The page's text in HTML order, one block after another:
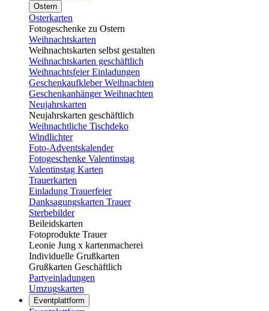
Ostern
Osterkarten
Fotogeschenke zu Ostern
Weihnachtskarten
Weihnachtskarten selbst gestalten
Weihnachtskarten geschäftlich
Weihnachtsfeier Einladungen
Geschenkaufkleber Weihnachten
Geschenkanhänger Weihnachten
Neujahrskarten
Neujahrskarten geschäftlich
Weihnachtliche Tischdeko
Windlichter
Foto-Adventskalender
Fotogeschenke Valentinstag
Valentinstag Karten
Trauerkarten
Einladung Trauerfeier
Danksagungskarten Trauer
Sterbebilder
Beileidskarten
Fotoprodukte Trauer
Leonie Jung x kartenmacherei
Individuelle Grußkarten
Grußkarten Geschäftlich
Partyeinladungen
Umzugskarten
Eventplattform